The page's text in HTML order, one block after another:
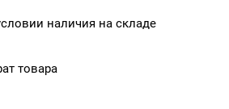
наличия на складе
товара